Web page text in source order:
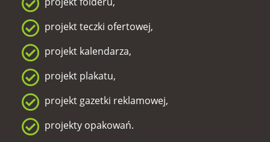
projekt teczki ofertowej,
projekt kalendarza,
projekt plakatu,
projekt gazetki reklamowej,
projekty opakowań.